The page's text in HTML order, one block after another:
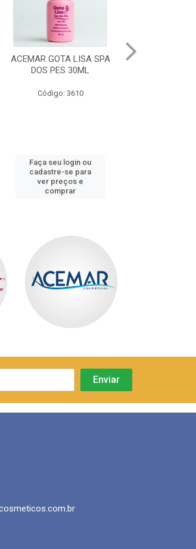
LISA SPA
login ou
se para
ACEMAR AGUA OXIGENADA